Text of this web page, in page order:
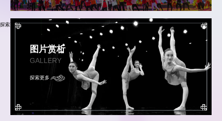
探索更多
图片赏析
GALLERY
探索更多